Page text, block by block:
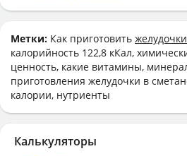
Метки: Как приготовить
калорийность 122,8 кКал,
ценность, какие витамины,
приготовления желудочки в
калории, нутриенты
Калькуляторы